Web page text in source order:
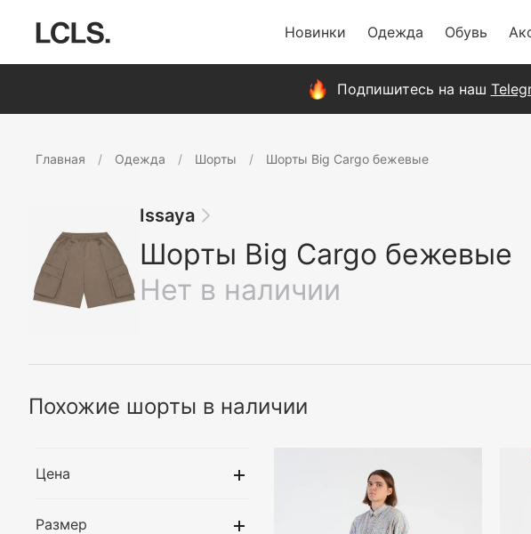
Новинки Одежда Обувь
Подпишитесь на наш
Главная Одежда Шорты Шорты Big Cargo бежевые
Issaya
Шорты Big Cargo бежевые
Нет в наличии
Похожие шорты в наличии
Цена
Размер